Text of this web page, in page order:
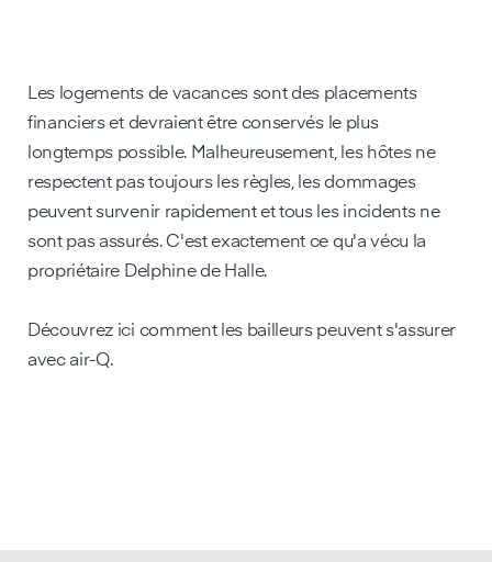
Les logements de vacances sont des placements
financiers et devraient être conservés le plus
longtemps possible. Malheureusement, les hôtes ne
respectent pas toujours les règles, les dommages
peuvent survenir rapidement et tous les incidents ne
sont pas assurés. C'est exactement ce qu'a vécu la
propriétaire Delphine de Halle.
Découvrez ici comment les bailleurs peuvent s'assurer
avec air-Q.